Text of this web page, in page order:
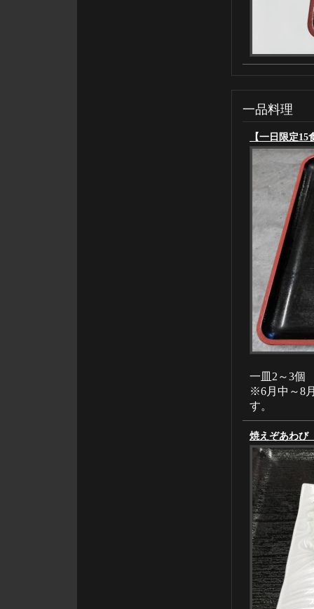
一品料理
【一日限定15
一皿2～3個
※6月中～8
す。
焼えぞあわび